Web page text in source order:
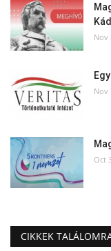
Nov
Nov
Oct
CIKKEK